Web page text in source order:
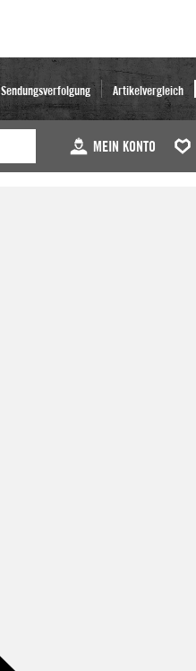
Sendungsverfolgung Artikelvergleich
MEIN KONTO